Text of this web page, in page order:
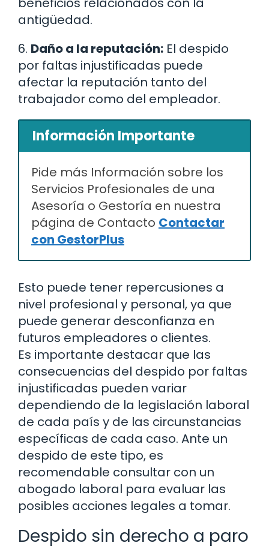
antigüedad.
6. Daño a la reputación: El despido
por faltas injustificadas puede
afectar la reputación tanto del
trabajador como del empleador.
Información Importante
Pide más Información sobre los
Servicios Profesionales de una
Asesoría o Gestoría en nuestra
página de Contacto Contactar
con GestorPlus
Esto puede tener repercusiones a
nivel profesional y personal, ya que
puede generar desconfianza en
futuros empleadores o clientes.
Es importante destacar que las
consecuencias del despido por faltas
injustificadas pueden variar
dependiendo de la legislación laboral
de cada país y de las circunstancias
específicas de cada caso. Ante un
despido de este tipo, es
recomendable consultar con un
abogado laboral para evaluar las
posibles acciones legales a tomar.
Despido sin derecho a paro